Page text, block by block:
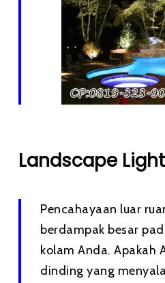
Landscape
Pencahayaan luar
berdampak besar
kolam Anda. Apakah
dinding yang